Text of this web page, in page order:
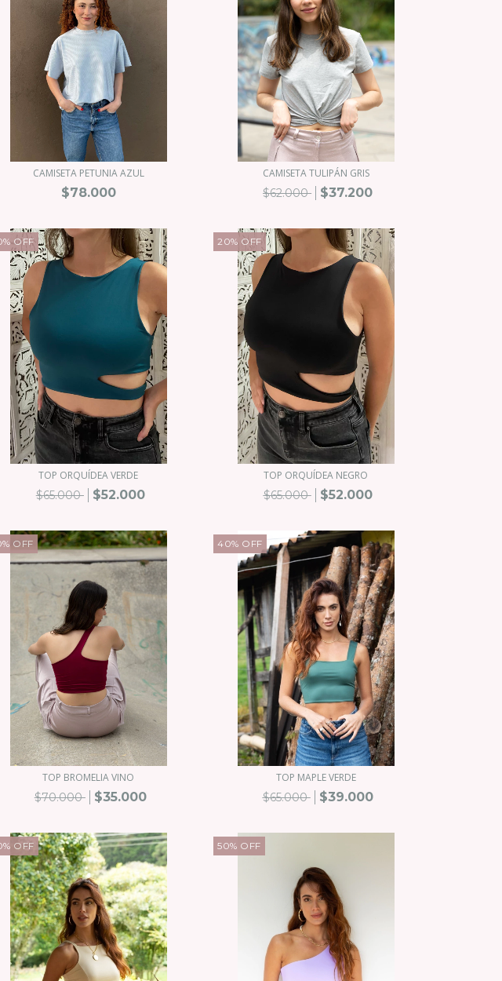
CAMISETA PETUNIA AZUL
$78.000
CAMISETA TULIPÁN GRIS
$62.000 $37.200
% OFF
TOP ORQUÍDEA VERDE
$65.000 $52.000
20% OFF
TOP ORQUÍDEA NEGRO
$65.000 $52.000
% OFF
TOP BROMELIA VINO
$70.000 $35.000
40% OFF
TOP MAPLE VERDE
$65.000 $39.000
% OFF 50% OFF